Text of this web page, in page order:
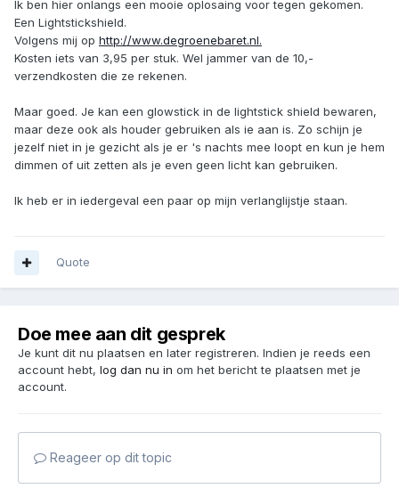
Ik ben hier onlangs een mooie oplosaing voor tegen gekomen.
Een Lightstickshield.
Volgens mij op http://www.degroenebaret.nl.
Kosten iets van 3,95 per stuk. Wel jammer van de 10,-
verzendkosten die ze rekenen.
Maar goed. Je kan een glowstick in de lightstick shield bewaren,
maar deze ook als houder gebruiken als ie aan is. Zo schijn je
jezelf niet in je gezicht als je er 's nachts mee loopt en kun je hem
dimmen of uit zetten als je even geen licht kan gebruiken.
Ik heb er in iedergeval een paar op mijn verlanglijstje staan.
Quote
Doe mee aan dit gesprek
Je kunt dit nu plaatsen en later registreren. Indien je reeds een
account hebt, log dan nu in om het bericht te plaatsen met je
account.
Reageer op dit topic